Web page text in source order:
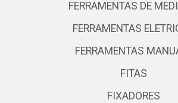
FERRAMENTAS DE
FERRAMENTAS
FERRAMENTAS
FITAS
FIXADORES